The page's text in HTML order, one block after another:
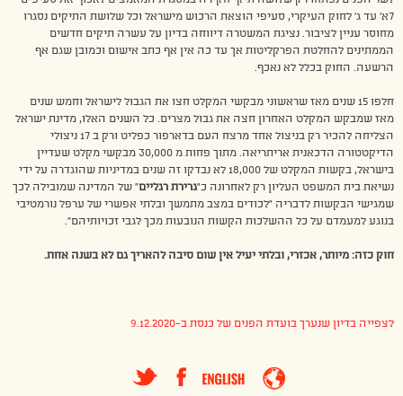
7א’ עד ג’ לחוק העיקרי, סעיפי הוצאת הרכוש מישראל וכל שלושת התיקים נסגרו
מחוסר עניין לציבור. נציגת המשטרה דיווחה בדיון על עשרה תיקים חדשים
הממתינים להחלטת הפרקליטות אך עד כה אין אף כתב אישום וכמובן שגם אף
הרשעה. החוק בכלל לא נאכף.
חלפו 15 שנים מאז שראשוני מבקשי המקלט חצו את הגבול לישראל וחמש שנים
מאז שמבקש המקלט האחרון חצה את גבול מצרים. כל השנים האלו, מדינת ישראל
הצליחה להכיר רק בניצול אחד מרצח העם בדארפור כפליט ורק ב 17 ניצולי
הדיקטטורה הדכאנית אריתריאה. מתוך פחות מ 30,000 מבקשי מקלט שעדיין
בישראל, בקשות המקלט של 18,000 לא נבדקו זה שנים במדיניות שהוגדרה על ידי
נשיאת בית המשפט העליון רק לאחרונה כ”גרירת רגליים” של המדינה שמובילה לכך
שמגישי הבקשות לדבריה “לכודים במצב מתמשך ובלתי אפשרי של ערפל נורמטיבי
בנוגע למעמדם על כל ההשלכות הקשות הנובעות מכך לגבי זכויותיהם”.
חוק כזה: מיותר, אכזרי, ובלתי יעיל אין שום סיבה להאריך גם לא בשנה אחת.
לצפייה בדיון שנערך בועדת הפנים של כנסת ב-9.12.2020